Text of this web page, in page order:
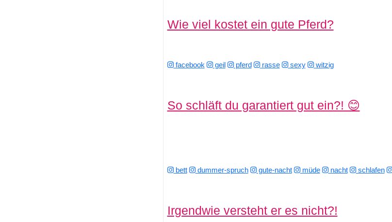
Wie viel kostet ein gute Pferd?
facebook geil pferd rasse sexy witzig
So schläft du garantiert gut ein?! 😊
bett dummer-spruch gute-nacht müde nacht schlafen
Irgendwie versteht er es nicht?!